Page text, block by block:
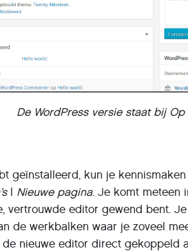
De WordPress versie staat bij
geïnstalleerd, kun je
| Nieuwe pagina. Je komt meteen
vertrouwde editor gewend bent.
de werkbalken waar je zoveel
nieuwe editor direct gekoppeld